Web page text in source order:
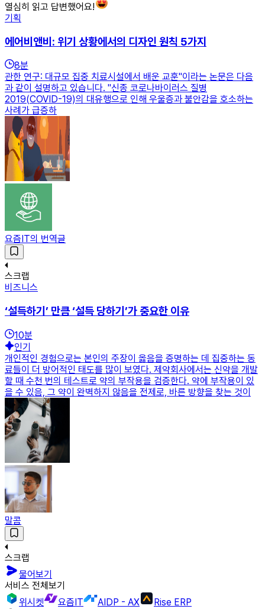
열심히 읽고 답변했어요!
기획
에어비앤비: 위기 상황에서의 디자인 원칙 5가지
8분
관한 연구: 대규모 집중 치료시설에서 배운 교훈"이라는 논문은 다음
과 같이 설명하고 있습니다. "신종 코로나바이러스 질병
2019(COVID-19)의 대유행으로 인해 우울증과 불안감을 호소하는
사례가 급증하
요즘IT의 번역글
스크랩
비즈니스
‘설득하기’ 만큼 ‘설득 당하기’가 중요한 이유
10분
인기
개인적인 경험으로는 본인의 주장이 옳음을 증명하는 데 집중하는 동
료들이 더 방어적인 태도를 많이 보였다. 제약회사에서는 신약을 개발
할 때 수천 번의 테스트로 약의 부작용을 검증한다. 약에 부작용이 있
을 수 있음, 그 약이 완벽하지 않음을 전제로, 바른 방향을 찾는 것이
말콤
스크랩
물어보기
서비스 전체보기
위시켓
요즘IT AIDP - AX Rise ERP